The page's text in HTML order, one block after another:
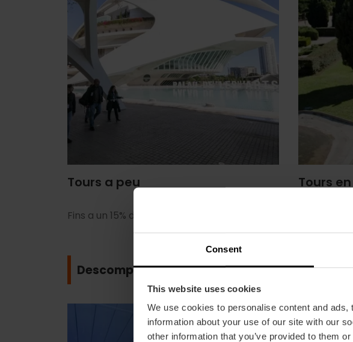
Consent
This website uses cookies
We use cookies to personalise content and
information about your use of our site with our
other information that you’ve provided to them
Tours a peu
Fins a un 15% de descompte en tours
Descomptes
Tours
bici